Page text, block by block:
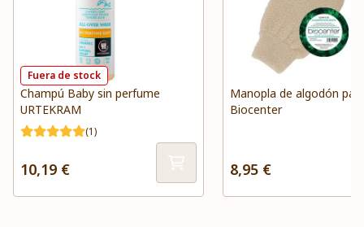
Fuera de stock
Champú Baby sin perfume
URTEKRAM
(1)
10,19 €
Manopla de algodón
Biocenter
8,95 €